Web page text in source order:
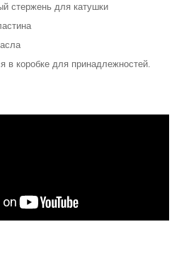
стержень для катушки
в коробке для принадлежностей.